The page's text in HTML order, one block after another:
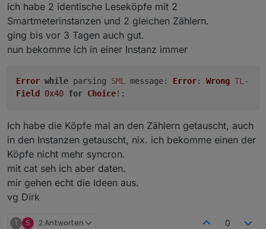
ich habe 2 identische Leseköpfe mit 2
Smartmeterinstanzen und 2 gleichen Zählern.
ging bis vor 3 Tagen auch gut.
nun bekomme ich in einer Instanz immer
Error while parsing SML message: Error: Wrong TL -
Field
0x40 for Choice!:
Ich habe die Köpfe mal an den Zählern getauscht, auch
in den Instanzen getauscht, nix. ich bekomme einen der
Köpfe nicht mehr syncron.
mit cat seh ich aber daten.
mir gehen echt die Ideen aus.
vg Dirk
T S 2 Antworten 0